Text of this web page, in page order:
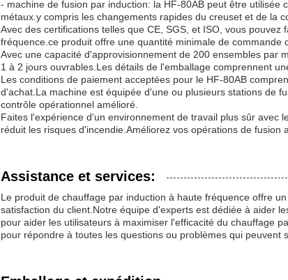
- machine de fusion par induction: la HF-80AB peut être
métaux.y compris les changements rapides du creuset et de la
Avec des certifications telles que CE, SGS, et ISO, vous
fréquence.ce produit offre une quantité minimale de
Avec une capacité d'approvisionnement de 200 ensembles par
1 à 2 jours ouvrables.Les détails de l'emballage comprennent
Les conditions de paiement acceptées pour le HF-80AB
d'achat.La machine est équipée d'une ou plusieurs stations de
contrôle opérationnel amélioré.
Faites l'expérience d'un environnement de travail plus sûr avec
réduit les risques d'incendie.Améliorez vos opérations de
Assistance et services:
Le produit de chauffage par induction à haute fréquence offre
satisfaction du client.Notre équipe d'experts est dédiée à aider
pour aider les utilisateurs à maximiser l'efficacité du chauffage
pour répondre à toutes les questions ou problèmes qui